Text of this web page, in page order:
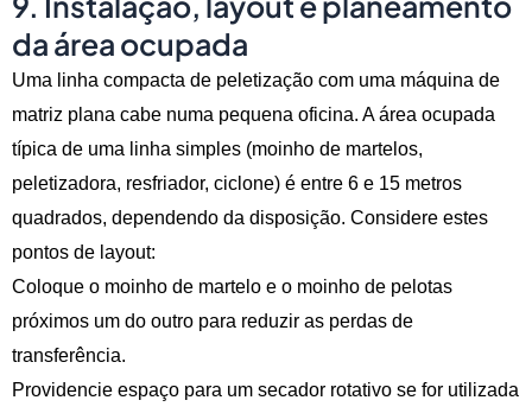
da área ocupada
Uma linha compacta de peletização com uma máquina de
matriz plana cabe numa pequena oficina. A área ocupada
típica de uma linha simples (moinho de martelos,
peletizadora, resfriador, ciclone) é entre 6 e 15 metros
quadrados, dependendo da disposição. Considere estes
pontos de layout:
Coloque o moinho de martelo e o moinho de pelotas
próximos um do outro para reduzir as perdas de
transferência.
Providencie espaço para um secador rotativo se for utilizada